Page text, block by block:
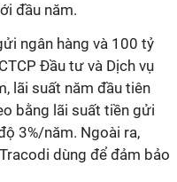
đầu năm.
ngân hàng và 100 tỷ
Đầu tư và Dịch vụ
lãi suất năm đầu tiên
bằng lãi suất tiền gửi
3%/năm. Ngoài ra,
dùng để đảm bảo